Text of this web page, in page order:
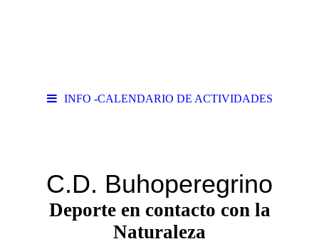
INFO -CALENDARIO DE ACTIVIDADES
C.D. Buhoperegrino
Deporte en contacto con la
Naturaleza